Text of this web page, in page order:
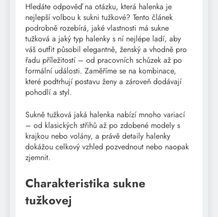
Hledáte odpověď na otázku, která halenka je
nejlepší volbou k sukni tužkové? Tento článek
podrobně rozebírá, jaké vlastnosti má sukne
tužková a jaký typ halenky s ní nejlépe ladí, aby
váš outfit působil elegantně, ženský a vhodně pro
řadu příležitostí – od pracovních schůzek až po
formální události. Zaměříme se na kombinace,
které podtrhují postavu ženy a zároveň dodávají
pohodlí a styl.
Sukně tužková jaká halenka nabízí mnoho variací
– od klasických střihů až po zdobené modely s
krajkou nebo volány, a právě detaily halenky
dokážou celkový vzhled pozvednout nebo naopak
zjemnit.
Charakteristika sukne
tužkovej